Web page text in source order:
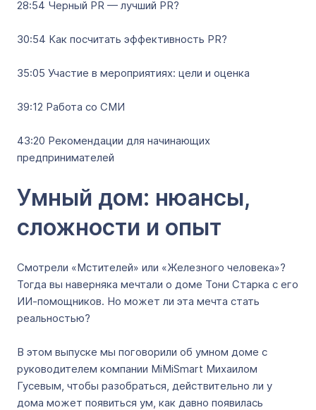
28:54 Черный PR — лучший PR?
30:54 Как посчитать эффективность PR?
35:05 Участие в мероприятиях: цели и оценка
39:12 Работа со СМИ
43:20 Рекомендации для начинающих
предпринимателей
Умный дом: нюансы,
сложности и опыт
Смотрели «Мстителей» или «Железного человека»?
Тогда вы наверняка мечтали о доме Тони Старка с его
ИИ-помощников. Но может ли эта мечта стать
реальностью?
В этом выпуске мы поговорили об умном доме с
руководителем компании MiMiSmart Михаилом
Гусевым, чтобы разобраться, действительно ли у
дома может появиться ум, как давно появилась